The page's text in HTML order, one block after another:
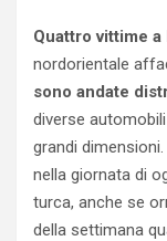
Quattro vittime a
nordorientale
sono andate
diverse
grandi
nella giornata di
turca, anche se
della settimana